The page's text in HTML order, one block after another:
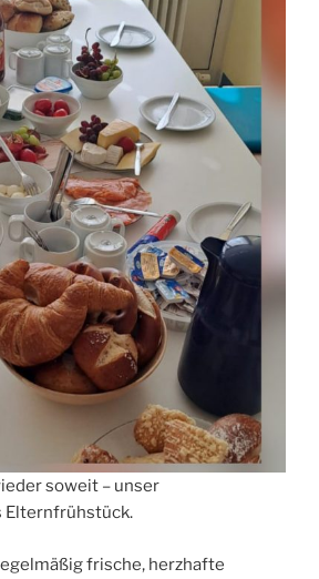
soweit – unser
Elternfrühstück.
frische, herzhafte